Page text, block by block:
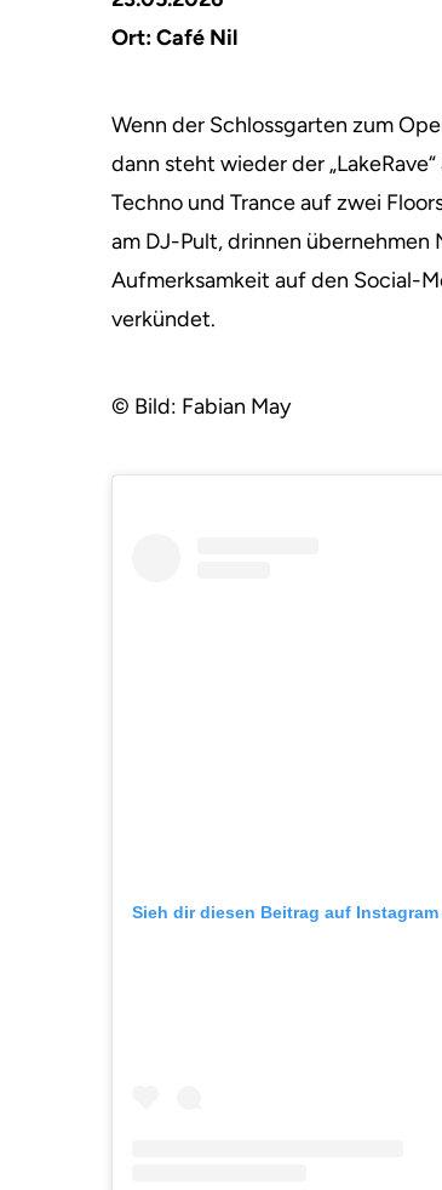
Ort: Café Nil
Wenn der Schlossgarten zum
dann steht wieder der
Techno und Trance auf zwei
am DJ-Pult, drinnen übernehmen
Aufmerksamkeit auf den Social-
verkündet.
© Bild: Fabian May
Sieh dir diesen Beitrag auf Instagram